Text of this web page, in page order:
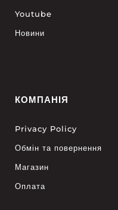
Youtube
Новини
КОМПАНІЯ
Privacy Policy
Обмін та повернення
Магазин
Оплата